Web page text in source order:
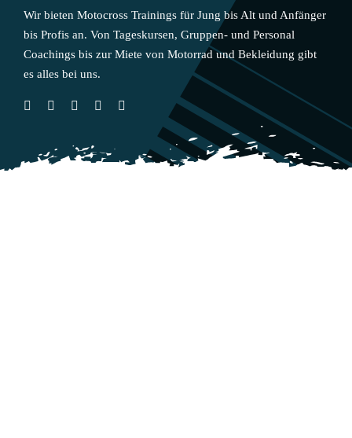
Wir bieten Motocross Trainings für Jung bis Alt und Anfänger
bis Profis an. Von Tageskursen, Gruppen- und Personal
Coachings bis zur Miete von Motorrad und Bekleidung gibt
es alles bei uns.